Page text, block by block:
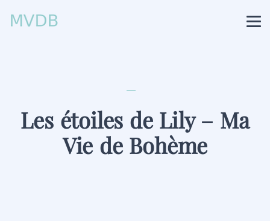
Les étoiles de Lily – Ma
Vie de Bohème